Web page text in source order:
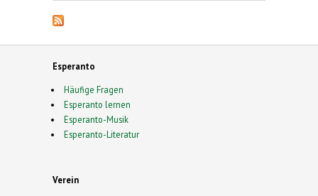
Esperanto
Häufige Fragen
Esperanto lernen
Esperanto-Musik
Esperanto-Literatur
Verein